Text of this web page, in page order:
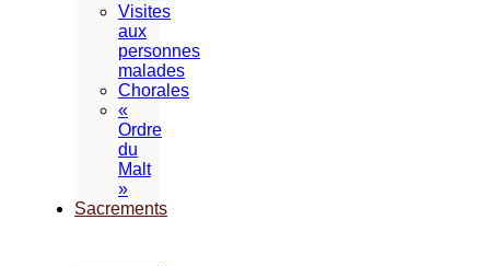
Visites
aux
personnes
malades
Chorales
«
Ordre
du
Malt
»
Sacrements